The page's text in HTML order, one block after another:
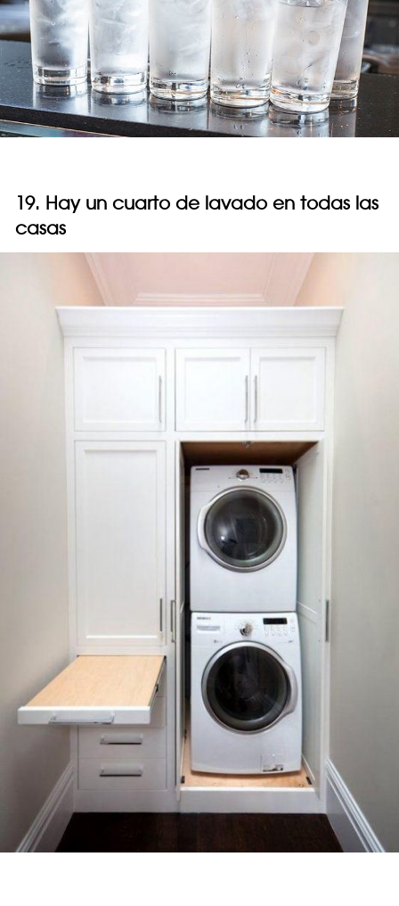
19. Hay un cuarto de lavado en todas las
casas